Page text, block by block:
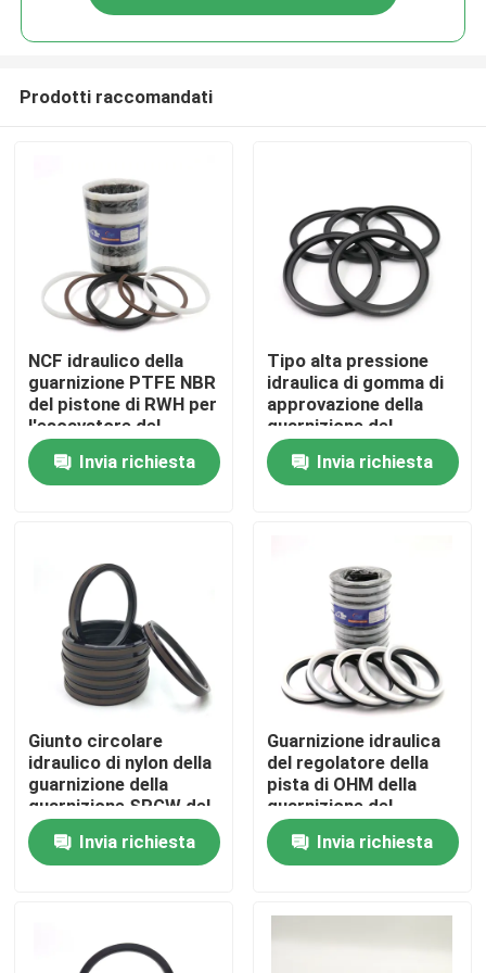
Prodotti
Video
Giro della fabbrica
Controllo di qualità
Contattici
Notizie
Corredo idraulico della guarnizione dell'interruttore
Prodotti raccomandati
NCF idraulico della
guarnizione PTFE NBR
del pistone di RWH per
l'escavatore del
cingolo
Invia richiesta
Tipo alta pressione
idraulica di gomma di
approvazione della
guarnizione del
pistone del compatto
Invia richiesta
Giunto circolare
idraulico di nylon della
guarnizione della
guarnizione SPGW del
pistone per
l'escavatoreInvia richiesta
Guarnizione idraulica
del regolatore della
pista di OHM della
guarnizione del
pistone di colore
bianco neroInvia richiesta